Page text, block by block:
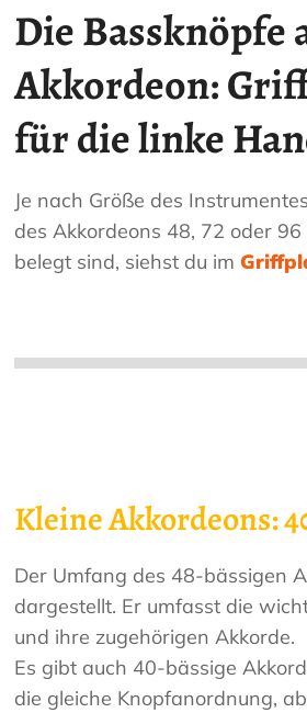
DieBassknöpfe
Akkordeon:
für die linke
Je nach Größe des
des Akkordeons 48, 72 oder 96
belegt sind, siehst du im
Kleine Akkordeons:
Der Umfang des 48-bässigen
dargestellt. Er umfasst die
und ihre zugehörigen Akkorde.
Es gibt auch 40-bässige
die gleiche Knopfanordnung,